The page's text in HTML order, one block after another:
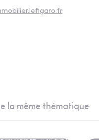
la même thématique